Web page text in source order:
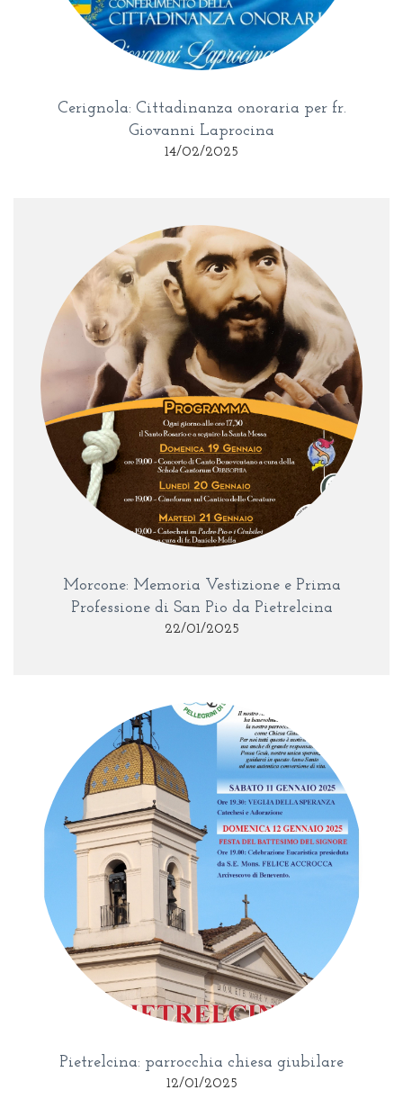
Cerignola: Cittadinanza onoraria per fr.
Giovanni Laprocina
14/02/2025
Morcone: Memoria Vestizione e Prima
Professione di San Pio da Pietrelcina
22/01/2025
Pietrelcina: parrocchia chiesa giubilare
12/01/2025